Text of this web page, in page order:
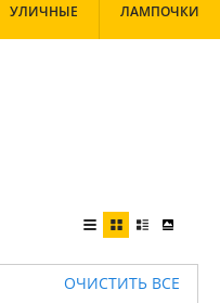
УЛИЧНЫЕ ЛАМПОЧКИ
ОЧИСТИТЬ ВСЕ